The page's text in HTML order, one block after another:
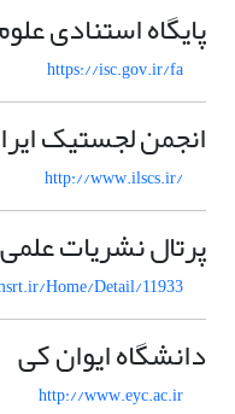
پایگاه استنادی
https://isc.gov.ir/fa
انجمن لجستیک
http://www.ilscs.ir/
پرتال نشریات
Home/Detail/11933
دانشگاه ایوان کی
http://www.eyc.ac.ir